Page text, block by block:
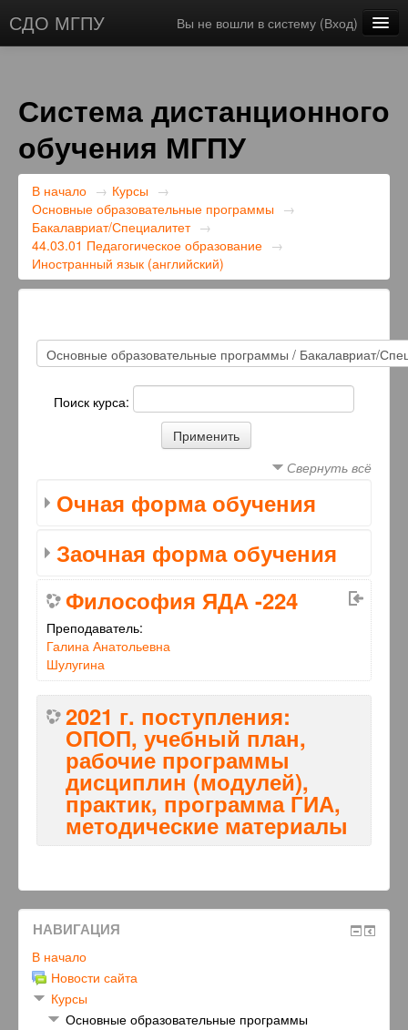
СДО МГПУ Вы не вошли в систему (Вход)
Система дистанционного
обучения МГПУ
В начало → Курсы →
Основные образовательные программы →
Бакалавриат/Специалитет →
44.03.01 Педагогическое образование →
Иностранный язык (английский)
Поиск курса:
Свернуть всё
Очная форма обучения
Заочная форма обучения
Философия ЯДА -224
Преподаватель:
Галина Анатольевна
Шулугина
2021 г. поступления:
ОПОП, учебный план,
рабочие программы
дисциплин (модулей),
практик, программа ГИА,
методические материалы
НАВИГАЦИЯ
В начало
Новости сайта
Курсы
Основные образовательные программы